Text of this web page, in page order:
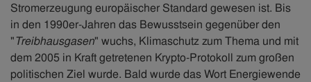
Stromerzeugung europäischer Standard gewesen ist. Bis
in den 1990er-Jahren das Bewusstsein gegenüber den
"Treibhausgasen" wuchs, Klimaschutz zum Thema und mit
dem 2005 in Kraft getretenen Krypto-Protokoll zum großen
politischen Ziel wurde. Bald wurde das Wort Energiewende